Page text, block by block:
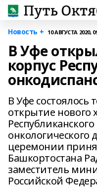
Новость + 10 АВГУСТА 2020,
В Уфе
корпус
В Уфе состоялось
открытие нового
онкологического
церемонии
Башкортостана
заместитель
Российской